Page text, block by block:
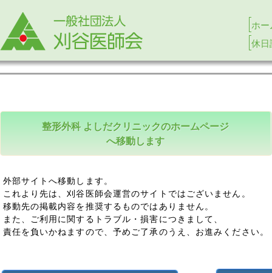
ホー
休日
整形外科 よしだクリニックのホームページ
へ移動します
外部サイトへ移動します。
これより先は、刈谷医師会運営のサイトではございません。
移動先の掲載内容を推奨するものではありません。
また、ご利用に関するトラブル・損害につきまして、
責任を負いかねますので、予めご了承のうえ、お進みください。